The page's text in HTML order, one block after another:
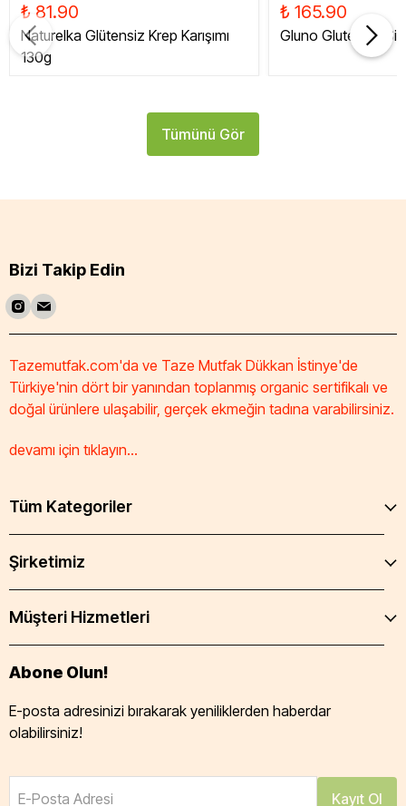
₺ 81.90
Naturelka Glütensiz Krep Karışımı
130g
₺ 165.90
Gluno Glutensiz
Tümünü Gör
Bizi Takip Edin
Tazemutfak.com'da ve Taze Mutfak Dükkan İstinye'de
Türkiye'nin dört bir yanından toplanmış organic sertifikalı ve
doğal ürünlere ulaşabilir, gerçek ekmeğin tadına varabilirsiniz.
devamı için tıklayın...
Tüm Kategoriler
Şirketimiz
Müşteri Hizmetleri
Abone Olun!
E-posta adresinizi bırakarak yeniliklerden haberdar
olabilirsiniz!
E-Posta Adresi Kayıt Ol